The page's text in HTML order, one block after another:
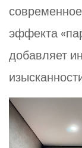
эффекта
добавляет